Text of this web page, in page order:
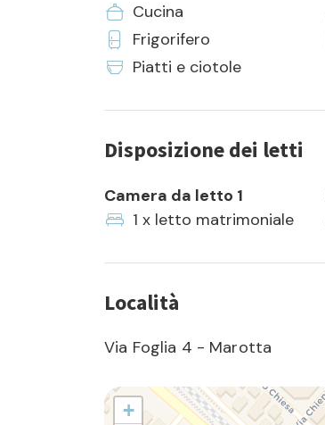
Cucina
Frigorifero
Piatti e ciotole
Disposizione dei letti
Camera da letto 1
1 x letto matrimoniale
Località
Via Foglia 4 - Marotta
+